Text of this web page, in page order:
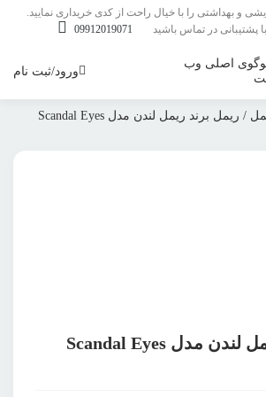
و بهداشتی را با خیال راحت از کدی خریداری نمایید.
پشتیبانی در تماس باشید
09912019071
ورود/ثبت نام
/ ریمل برند ریمل لندن مدل Scandal Eyes
ریمل برند ریمل لندن مدل Scandal Eyes